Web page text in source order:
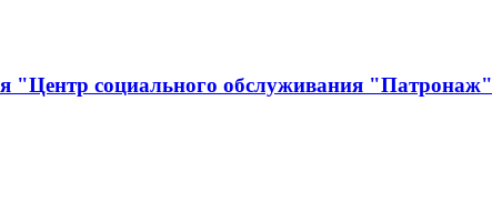
"Центр социального обслуживания "Патронаж"